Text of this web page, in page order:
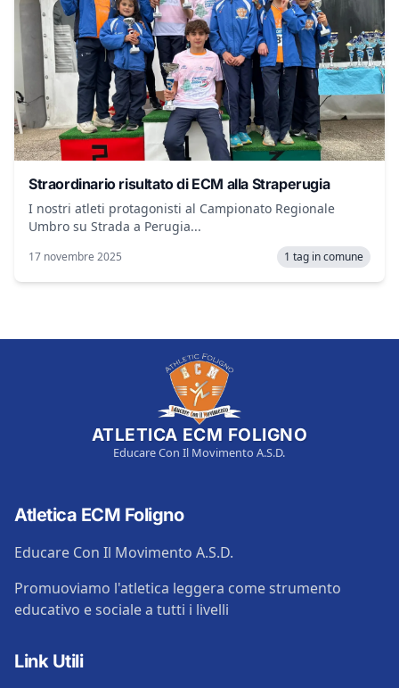
Straordinario risultato di ECM alla Straperugia
I nostri atleti protagonisti al Campionato Regionale
Umbro su Strada a Perugia...
17 novembre 2025 1 tag in comune
ATLETICA ECM FOLIGNO
Educare Con Il Movimento A.S.D.
Atletica ECM Foligno
Educare Con Il Movimento A.S.D.
Promuoviamo l'atletica leggera come strumento
educativo e sociale a tutti i livelli
Link Utili